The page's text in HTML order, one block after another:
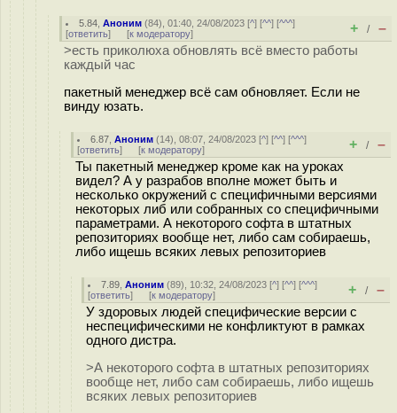
5.84 ,Аноним (84), 01:40, 24/08/2023 [^] [^^] [^^^]
[ответить] [к модератору] + / –
>есть приколюха обновлять всё вместо работы
каждый час
пакетный менеджер всё сам обновляет. Если не
винду юзать.
6.87 ,Аноним (14), 08:07, 24/08/2023 [^] [^^] [^^^]
[ответить] [к модератору] + / –
Ты пакетный менеджер кроме как на уроках
видел? А у разрабов вполне может быть и
несколько окружений с специфичными версиями
некоторых либ или собранных со специфичными
параметрами. А некоторого софта в штатных
репозиториях вообще нет, либо сам собираешь,
либо ищешь всяких левых репозиториев
7.89 ,Аноним (89), 10:32, 24/08/2023 [^] [^^] [^^^]
[ответить] [к модератору] + / –
У здоровых людей специфические версии с
неспецифическими не конфликтуют в рамках
одного дистра.
>А некоторого софта в штатных репозиториях
вообще нет, либо сам собираешь, либо ищешь
всяких левых репозиториев